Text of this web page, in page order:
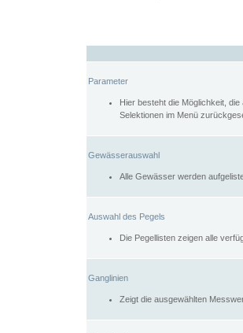
Parameter
Hier besteht die Möglichkeit,
Selektionen im Menü
Gewässerauswahl
Alle Gewässer werden
Auswahl des Pegels
Die Pegellisten zeigen alle
Ganglinien
Zeigt die ausgewählten